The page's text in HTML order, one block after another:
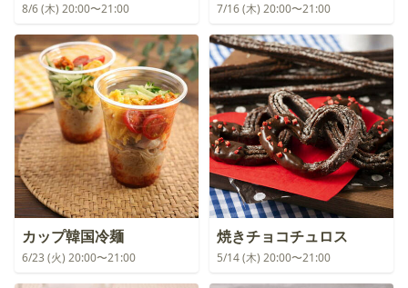
8/6 (木) 20:00〜21:00 7/16 (木) 20:00〜21:00
カップ韓国冷麺
6/23 (火) 20:00〜21:00
焼きチョコチュロス
5/14 (木) 20:00〜21:00